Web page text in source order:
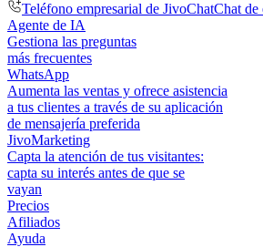
Teléfono empresarial de JivoChatChat de
Agente de IA
Gestiona las preguntas
más frecuentes
WhatsApp
Aumenta las ventas y ofrece asistencia
a tus clientes a través de su aplicación
de mensajería preferida
JivoMarketing
Capta la atención de tus visitantes:
capta su interés antes de que se
vayan
Precios
Afiliados
Ayuda